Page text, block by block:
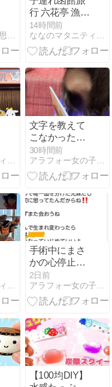
行 六花亭 漁火
通店の海沿い
カフェ
14時間前
文字を教えて
こなかった長
女が、いつの
間にか絵本を
音読していま
30時間前
手術中にまさ
かの心停止…
兄の意識がは
っきり戻りま
した
2日前
【100均DIY】